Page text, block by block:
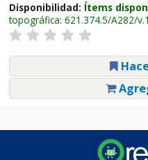
Disponibilidad: Ítems
topográfica: 621.374.5/A282/